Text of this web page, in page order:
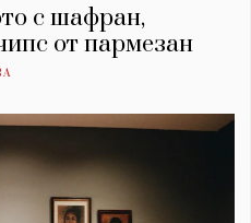
с шафран,
от пармезан